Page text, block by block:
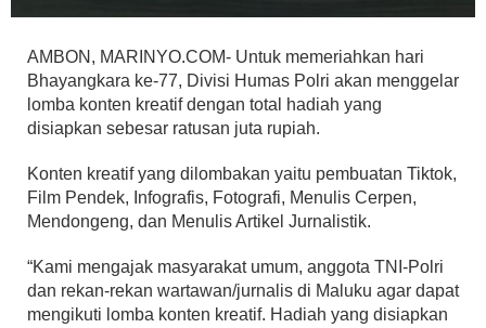
AMBON, MARINYO.COM- Untuk memeriahkan hari
Bhayangkara ke-77, Divisi Humas Polri akan menggelar
lomba konten kreatif dengan total hadiah yang
disiapkan sebesar ratusan juta rupiah.
Konten kreatif yang dilombakan yaitu pembuatan Tiktok,
Film Pendek, Infografis, Fotografi, Menulis Cerpen,
Mendongeng, dan Menulis Artikel Jurnalistik.
“Kami mengajak masyarakat umum, anggota TNI-Polri
dan rekan-rekan wartawan/jurnalis di Maluku agar dapat
mengikuti lomba konten kreatif. Hadiah yang disiapkan